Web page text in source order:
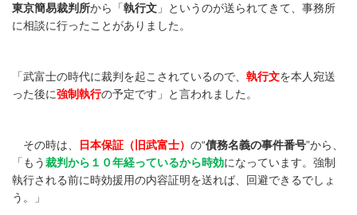
東京簡易裁判所から「執行文 」というのが送られてきて、事務所
に相談に行ったことがありました。
「武富士の時代に裁判を起こされているので、 執行文を本人宛送
った後に強制執行の予定です」と言われました。
その時は、 日本保証（旧武富士） の“債務名義の事件番号”から、
「もう裁判から１０年経っているから時効になっています。強制
執行される前に時効援用の内容証明を送れば、回避できるでしょ
う。」